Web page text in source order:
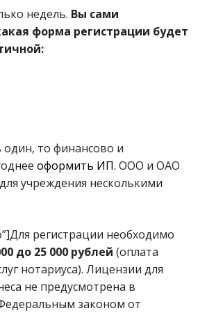
недель. Вы сами
форма регистрации будет
один, то финансово и
оформить ИП. ООО и ОАО
учреждения несколькими
регистрации необходимо
до 25 000 рублей (оплата
нотариуса). Лицензии для
не предусмотрена в
законом от